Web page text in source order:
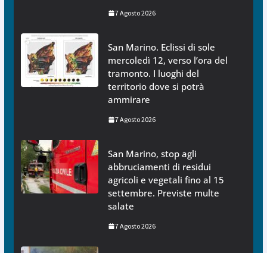
7 Agosto 2026
San Marino. Eclissi di sole
mercoledì 12, verso l’ora del
tramonto. I luoghi del
territorio dove si potrà
ammirare
7 Agosto 2026
San Marino, stop agli
abbruciamenti di residui
agricoli e vegetali fino al 15
settembre. Previste multe
salate
7 Agosto 2026